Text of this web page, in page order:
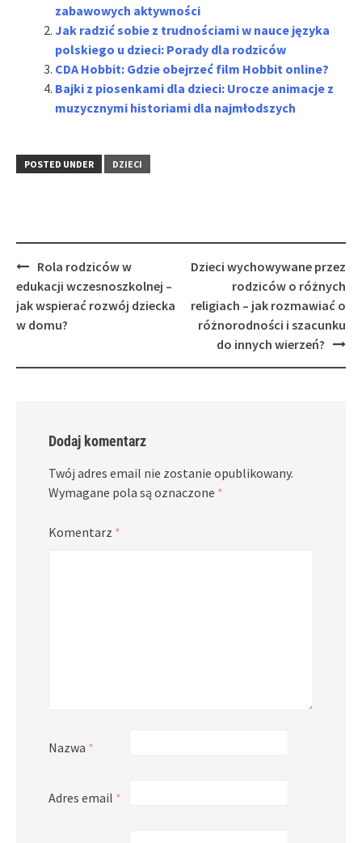
zabawowych aktywności
Jak radzić sobie z trudnościami w nauce języka
polskiego u dzieci: Porady dla rodziców
CDA Hobbit: Gdzie obejrzeć film Hobbit online?
Bajki z piosenkami dla dzieci: Urocze animacje z
muzycznymi historiami dla najmłodszych
POSTED UNDER DZIECI
Post
navigation
Rola rodziców w
edukacji wczesnoszkolnej –
jak wspierać rozwój dziecka
w domu?
Dzieci wychowywane przez
rodziców o różnych
religiach – jak rozmawiać o
różnorodności i szacunku
do innych wierzeń?
Dodaj komentarz
Twój adres email nie zostanie opublikowany.
Wymagane pola są oznaczone *
Komentarz *
Nazwa *
Adres email *